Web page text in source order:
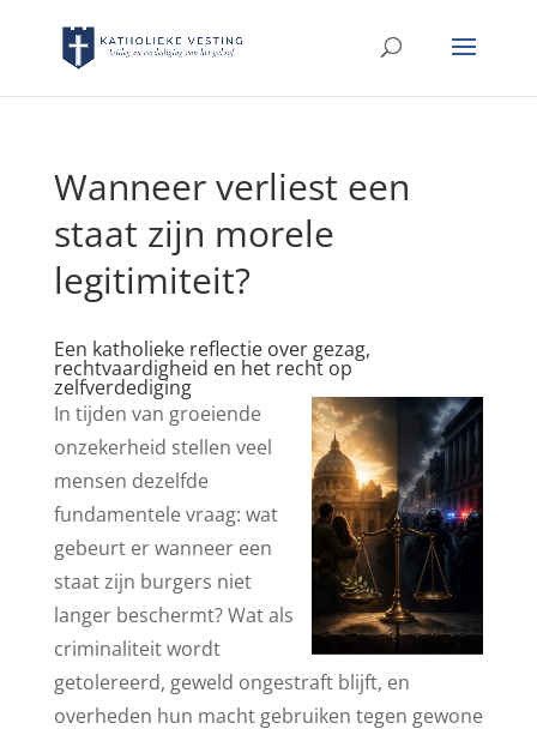
Wanneer verliest een
staat zijn morele
legitimiteit?
Een katholieke reflectie over gezag,
rechtvaardigheid en het recht op
zelfverdediging
In tijden van groeiende
onzekerheid stellen veel
mensen dezelfde
fundamentele vraag: wat
gebeurt er wanneer een
staat zijn burgers niet
langer beschermt? Wat als
criminaliteit wordt
getolereerd, geweld ongestraft blijft, en
overheden hun macht gebruiken tegen gewone